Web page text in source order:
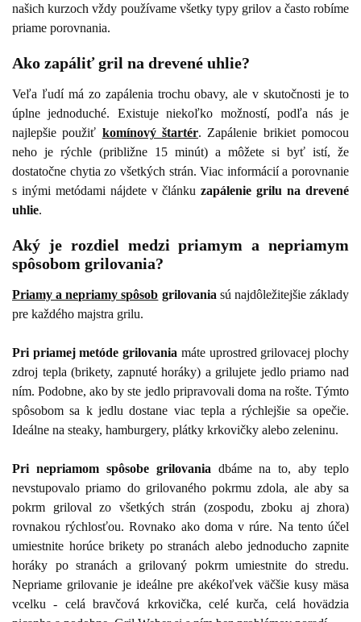
našich kurzoch vždy používame všetky typy grilov a často robíme
priame porovnania.
Ako zapáliť gril na drevené uhlie?
Veľa ľudí má zo zapálenia trochu obavy, ale v skutočnosti je to
úplne jednoduché. Existuje niekoľko možností, podľa nás je
najlepšie použiť komínový štartér. Zapálenie brikiet pomocou
neho je rýchle (približne 15 minút) a môžete si byť istí, že
dostatočne chytia zo všetkých strán. Viac informácií a porovnanie
s inými metódami nájdete v článkuzapálenie grilu na drevené
uhlie.
Aký je rozdiel medzi priamym a nepriamym
spôsobom grilovania?
Priamy a nepriamy spôsob grilovania sú najdôležitejšie základy
pre každého majstra grilu.
Pri priamej metóde grilovania máte uprostred grilovacej plochy
zdroj tepla (brikety, zapnuté horáky) a grilujete jedlo priamo nad
ním. Podobne, ako by ste jedlo pripravovali doma na rošte. Týmto
spôsobom sa k jedlu dostane viac tepla a rýchlejšie sa opečie.
Ideálne na steaky, hamburgery, plátky krkovičky alebo zeleninu.
Pri nepriamom spôsobe grilovania dbáme na to, aby teplo
nevstupovalo priamo do grilovaného pokrmu zdola, ale aby sa
pokrm griloval zo všetkých strán (zospodu, zboku aj zhora)
rovnakou rýchlosťou. Rovnako ako doma v rúre. Na tento účel
umiestnite horúce brikety po stranách alebo jednoducho zapnite
horáky po stranách a grilovaný pokrm umiestnite do stredu.
Nepriame grilovanie je ideálne pre akékoľvek väčšie kusy mäsa
vcelku - celá bravčová krkovička, celé kurča, celá hovädzia